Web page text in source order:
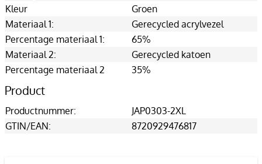
Kleur
Groen
Materiaal 1:
Gerecycled acrylvezel
Percentage materiaal 1:
65%
Materiaal 2:
Gerecycled katoen
Percentage materiaal 2
35%
Product
Productnummer:
JAP0303-2XL
GTIN/EAN:
8720929476817